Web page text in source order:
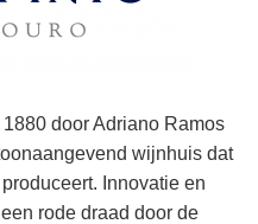
door Adriano Ramos
wijnhuis dat
Innovatie en
rode draad door de